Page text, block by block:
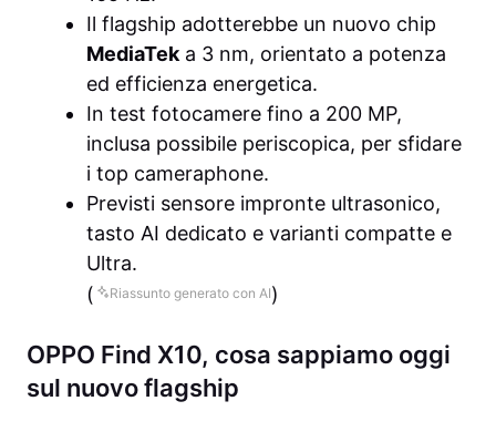
Il flagship adotterebbe un nuovo chip
MediaTek a 3 nm, orientato a potenza
ed efficienza energetica.
In test fotocamere fino a 200 MP,
inclusa possibile periscopica, per sfidare
i top cameraphone.
Previsti sensore impronte ultrasonico,
tasto AI dedicato e varianti compatte e
Ultra.
(
Riassunto generato con AI)
OPPO Find X10, cosa sappiamo oggi
sul nuovo flagship